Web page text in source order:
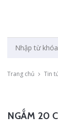
Trang chủ Tin
NGẮM 20